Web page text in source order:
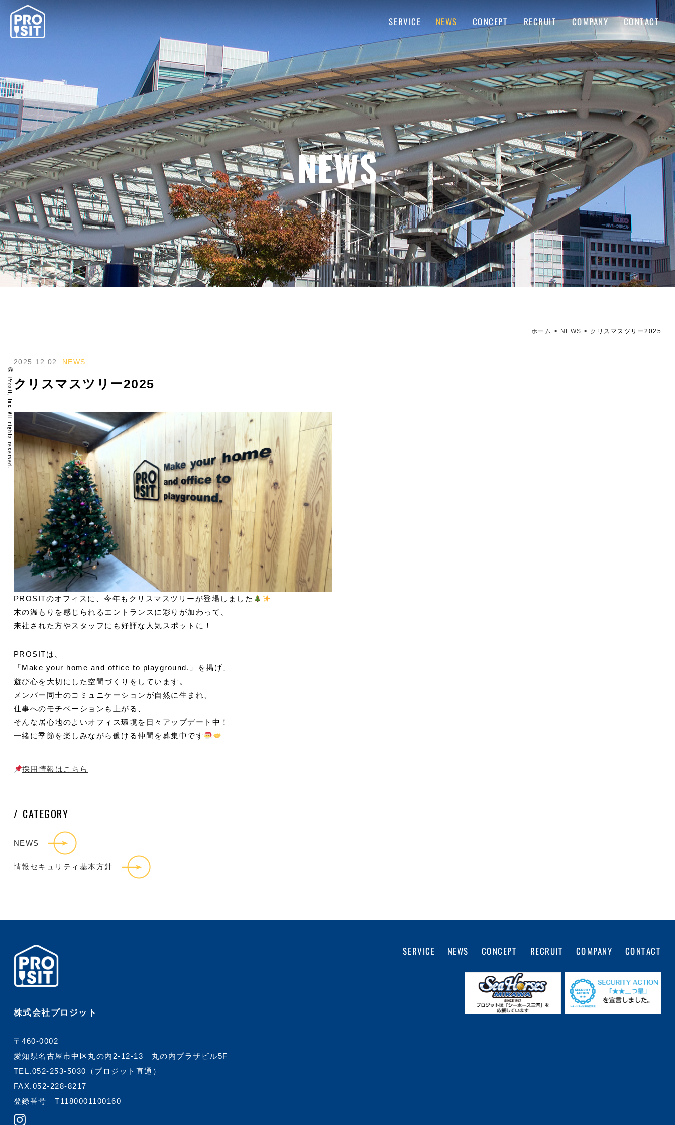
SERVICE NEWS CONCEPT RECRUIT COMPANY CONTACT
NEWS
ホーム > NEWS > クリスマスツリー2025
2025.12.02 NEWS
クリスマスツリー2025
PROSITのオフィスに、今年もクリスマスツリーが登場しました
木の温もりを感じられるエントランスに彩りが加わって、
来社された方やスタッフにも好評な人気スポットに！
PROSITは、
「Make your home and office to playground.」を掲げ、
遊び心を大切にした空間づくりをしています。
メンバー同士のコミュニケーションが自然に生まれ、
仕事へのモチベーションも上がる、
そんな居心地のよいオフィス環境を日々アップデート中！
一緒に季節を楽しみながら働ける仲間を募集中です
採用情報はこちら
CATEGORY
NEWS
情報セキュリティ基本方針
株式会社プロジット
〒460-0002
愛知県名古屋市中区丸の内2-12-13 丸の内プラザビル5F
TEL.052-253-5030
（プロジット直通）
FAX.052-228-8217
登録番号 T1180001100160
SERVICE NEWS CONCEPT RECRUIT COMPANY CONTACT
Prosit, Inc. All rights reserved.